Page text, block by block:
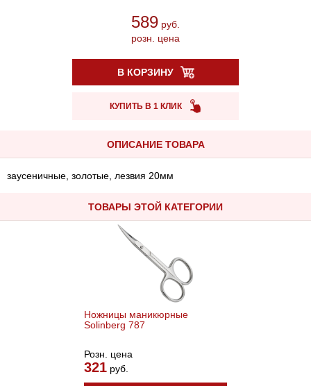
589 руб.
розн. цена
В КОРЗИНУ
КУПИТЬ В 1 КЛИК
ОПИСАНИЕ ТОВАРА
заусеничные, золотые, лезвия 20мм
ТОВАРЫ ЭТОЙ КАТЕГОРИИ
Ножницы маникюрные
Solinberg 787
Розн. цена
321руб.